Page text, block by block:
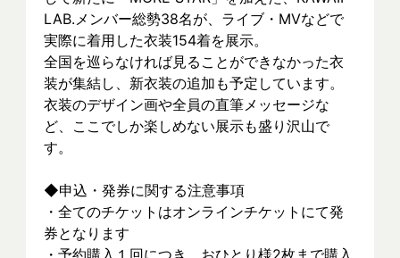
LAB.メンバー総勢38名が、ライブ・MVなどで
実際に着⽤した衣装154着を展示。
全国を巡らなければ見ることができなかった衣
装が集結し、新⾐装の追加も予定しています。
衣装のデザイン画や全員の直筆メッセージな
ど、ここでしか楽しめない展示も盛り沢山で
す。
◆申込・発券に関する注意事項
・全てのチケットはオンラインチケットにて発
券となります
・予約購入１回につき、おひとり様2枚まで購入